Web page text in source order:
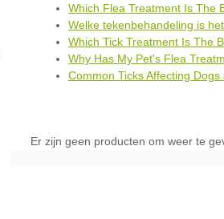
Which Flea Treatment Is The
Welke tekenbehandeling is
Which Tick Treatment Is The
Why Has My Pet's Flea
Common Ticks Affecting Dogs
Er zijn geen producten om weer te